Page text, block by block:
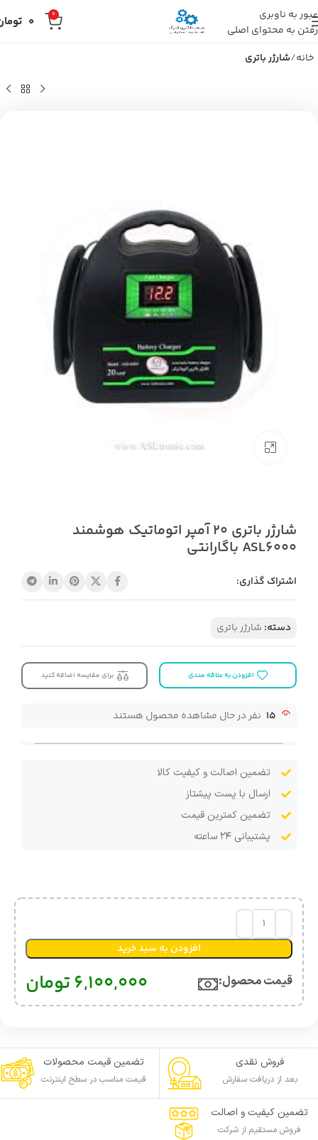
عبور به ناوبری
رفتن به محتوای اصلی
0
0
خانه شارژر باتری
بزرگنمایی تصویر
شارژر باتری 20 آمپر اتوماتیک هوشمند
ASL6000 باگارانتی
اشتراک گذاری:
دسته: شارژر باتری
افزودن به علاقه مندی برای مقایسه اضافه کنید
15 نفر در حال مشاهده محصول هستند
تضمین اصالت و کیفیت کالا
ارسال با پست پیشتاز
تضمین کمترین قیمت
پشتیبانی ۲۴ ساعته
افزودن به سبد خرید
قیمت محصول:​ 6,100,000 تومان
فروش نقدی
بعد از دریافت سفارش
تضمین قیمت محصولات
قیمت مناسب در سطح اینترنت
تضمین کیفیت و اصالت
فروش مستقیم از شرکت